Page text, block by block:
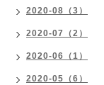
2020-08（3）
2020-07（2）
2020-06（1）
2020-05（6）